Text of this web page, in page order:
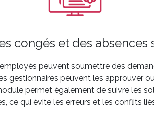
congés et des absences
peuvent soumettre des
gestionnaires peuvent les approuver
permet également de suivre les
ce qui évite les erreurs et les conflits